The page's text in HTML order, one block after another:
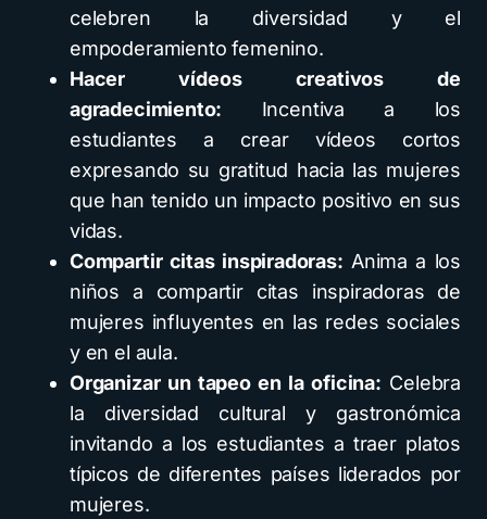
celebren la diversidad y el
empoderamiento femenino.
Hacer vídeos creativos de
agradecimiento: Incentiva a los
estudiantes a crear vídeos cortos
expresando su gratitud hacia las mujeres
que han tenido un impacto positivo en sus
vidas.
Compartir citas inspiradoras: Anima a los
niños a compartir citas inspiradoras de
mujeres influyentes en las redes sociales
y en el aula.
Organizar un tapeo en la oficina: Celebra
la diversidad cultural y gastronómica
invitando a los estudiantes a traer platos
típicos de diferentes países liderados por
mujeres.